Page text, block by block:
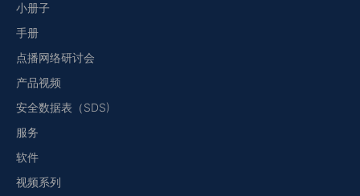
小册子
手册
点播网络研讨会
产品视频
安全数据表（SDS)
服务
软件
视频系列